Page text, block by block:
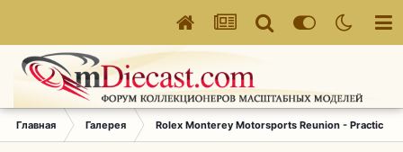
Главная Галерея Rolex Monterey Motorsports Reunion - Practice